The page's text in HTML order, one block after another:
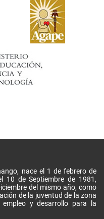
nace el 1 de febrero de
10 de Septiembre de 1981,
del mismo año, como
de la juventud de la zona
y desarrollo para la